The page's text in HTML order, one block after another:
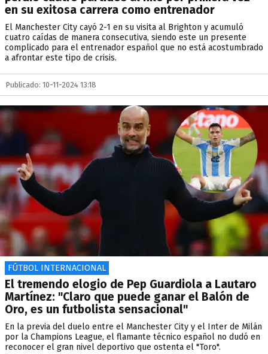
en su exitosa carrera como entrenador
El Manchester City cayó 2-1 en su visita al Brighton y acumuló
cuatro caídas de manera consecutiva, siendo este un presente
complicado para el entrenador español que no está acostumbrado
a afrontar este tipo de crisis.
Publicado: 10-11-2024 13:18
FÚTBOL INTERNACIONAL
El tremendo elogio de Pep Guardiola a Lautaro
Martínez: "Claro que puede ganar el Balón de
Oro, es un futbolista sensacional"
En la previa del duelo entre el Manchester City y el Inter de Milán
por la Champions League, el flamante técnico español no dudó en
reconocer el gran nivel deportivo que ostenta el "Toro".